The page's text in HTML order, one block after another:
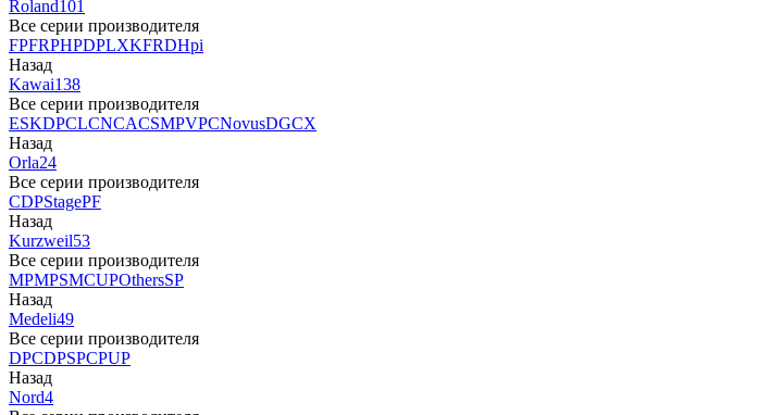
Roland101
Все серии производителя
FPFRPHPDPLXKFRDHpi
Назад
Kawai138
Все серии производителя
ESKDPCLCNCACSMPVPCNovusDGCX
Назад
Orla24
Все серии производителя
CDPStagePF
Назад
Kurzweil53
Все серии производителя
MPMPSMCUPOthersSP
Назад
Medeli49
Все серии производителя
DPCDPSPCPUP
Назад
Nord4